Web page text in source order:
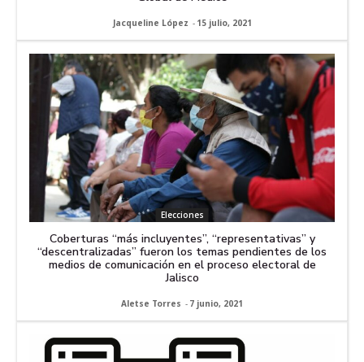
Jacqueline López - 15 julio, 2021
Elecciones
Coberturas “más incluyentes”, “representativas” y
“descentralizadas” fueron los temas pendientes de los
medios de comunicación en el proceso electoral de
Jalisco
Aletse Torres - 7 junio, 2021